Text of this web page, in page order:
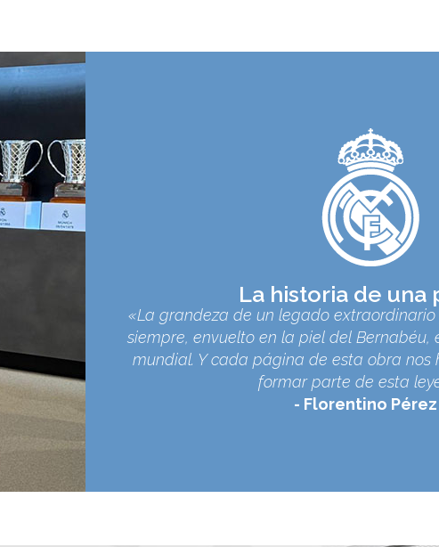
La historia de una
«La grandeza de un legado
siempre, envuelto en la piel del
mundial. Y cada página de esta obra nos
formar parte de esta
Florentino Pérez